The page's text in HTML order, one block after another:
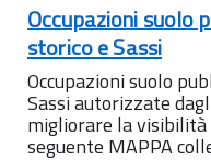
Occupazioni suolo
storico e Sassi
Occupazioni suolo
Sassi autorizzate
migliorare la
seguente MAPPA